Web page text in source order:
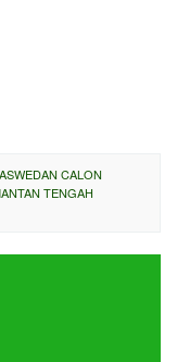
CALON
TENGAH